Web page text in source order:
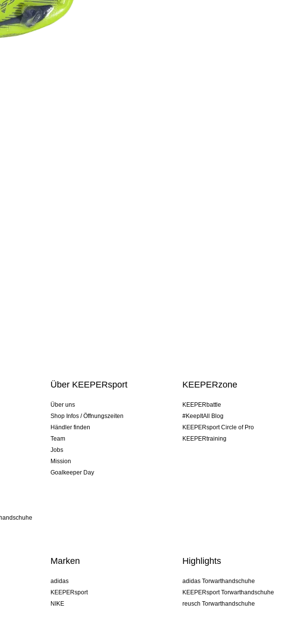
Über KEEPERsport
Über uns
Shop Infos / Öffnungszeiten
Händler finden
Team
Jobs
Mission
Goalkeeper Day
KEEPERzone
KEEPERbattle
#KeepItAll Blog
KEEPERsport Circle of Pro
KEEPERtraining
Marken
adidas
KEEPERsport
NIKE
Highlights
adidas Torwarthandschuhe
KEEPERsport Torwarthandschuhe
reusch Torwarthandschuhe